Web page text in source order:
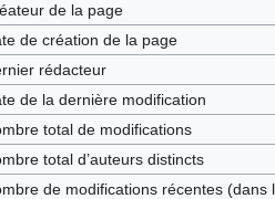
de la page
de création de la page
rédacteur
de la dernière modification
total de modifications
total d’auteurs distincts
de modifications récentes (dans